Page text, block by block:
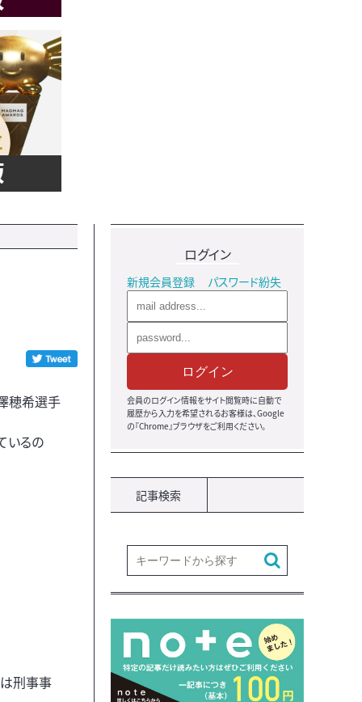
穂希選手
いるの
は刑事事
ログイン
新規会員登録 パスワード紛失
ログイン
会員のログイン情報をサイト閲覧時に自動で
履歴から入力を希望されるお客様は、Google
の『Chrome』ブラウザをご利用ください。
記事検索